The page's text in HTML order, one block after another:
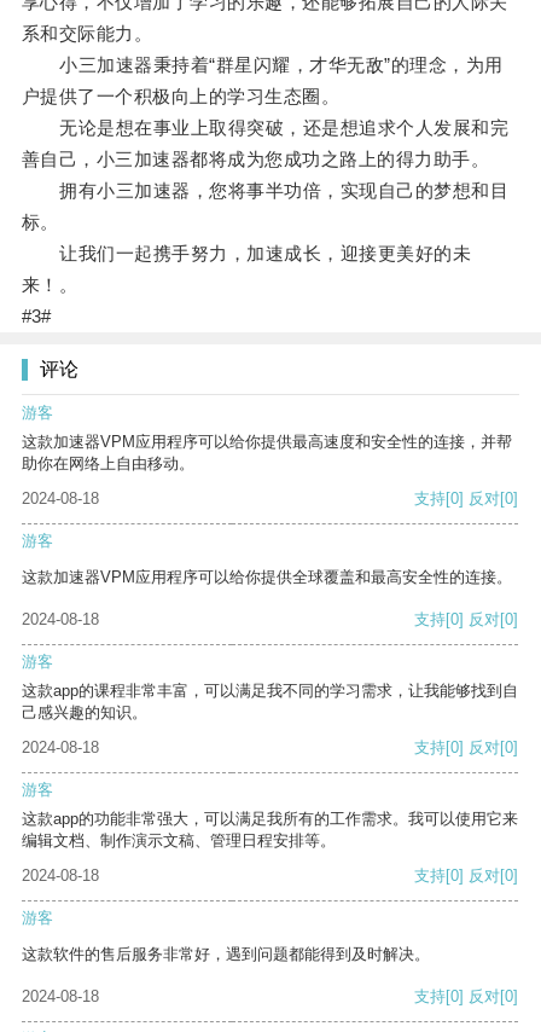
系和交际能力。
小三加速器秉持着“群星闪耀，才华无敌”的理念，为用
户提供了一个积极向上的学习生态圈。
无论是想在事业上取得突破，还是想追求个人发展和完
善自己，小三加速器都将成为您成功之路上的得力助手。
拥有小三加速器，您将事半功倍，实现自己的梦想和目
标。
让我们一起携手努力，加速成长，迎接更美好的未
来！。
#3#
评论
游客
这款加速器VPM应用程序可以给你提供最高速度和安全性的连接，并帮
助你在网络上自由移动。
2024-08-18
支持[0] 反对[0]
游客
这款加速器VPM应用程序可以给你提供全球覆盖和最高安全性的连接。
2024-08-18 支持[0] 反对[0]
游客
这款app的课程非常丰富，可以满足我不同的学习需求，让我能够找到自
己感兴趣的知识。
2024-08-18
支持[0] 反对[0]
游客
这款app的功能非常强大，可以满足我所有的工作需求。我可以使用它来
编辑文档、制作演示文稿、管理日程安排等。
2024-08-18
支持[0] 反对[0]
游客
这款软件的售后服务非常好，遇到问题都能得到及时解决。
2024-08-18 支持[0] 反对[0]